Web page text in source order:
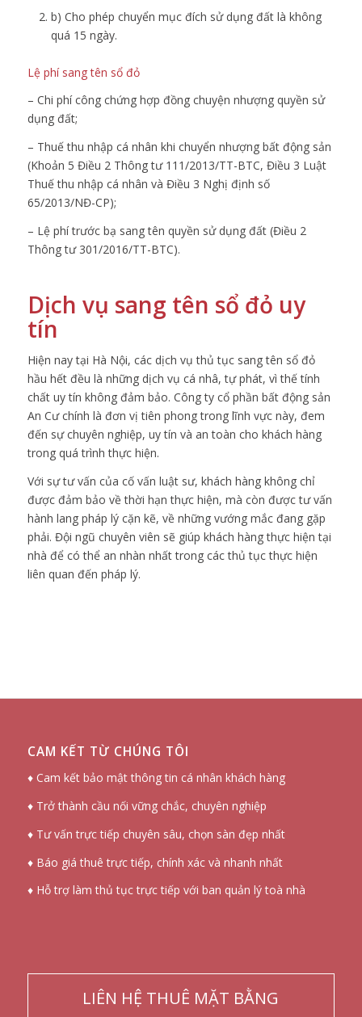
b) Cho phép chuyển mục đích sử dụng đất là không
quá 15 ngày.
Lệ phí sang tên sổ đỏ
– Chi phí công chứng hợp đồng chuyện nhượng quyền sử
dụng đất;
– Thuế thu nhập cá nhân khi chuyển nhượng bất động sản
(Khoản 5 Điều 2 Thông tư 111/2013/TT-BTC, Điều 3 Luật
Thuế thu nhập cá nhân và Điều 3 Nghị định số
65/2013/NĐ-CP);
– Lệ phí trước bạ sang tên quyền sử dụng đất (Điều 2
Thông tư 301/2016/TT-BTC).
Dịch vụ sang tên sổ đỏ uy
tín
Hiện nay tại Hà Nội, các dịch vụ thủ tục sang tên sổ đỏ
hầu hết đều là những dịch vụ cá nhâ, tự phát, vì thế tính
chất uy tín không đảm bảo. Công ty cổ phần bất động sản
An Cư chính là đơn vị tiên phong trong lĩnh vực này, đem
đến sự chuyên nghiệp, uy tín và an toàn cho khách hàng
trong quá trình thực hiện.
Với sự tư vấn của cố vấn luật sư, khách hàng không chỉ
được đảm bảo về thời hạn thực hiện, mà còn được tư vấn
hành lang pháp lý cặn kẽ, về những vướng mắc đang gặp
phải. Đội ngũ chuyên viên sẽ giúp khách hàng thực hiện tại
nhà để có thể an nhàn nhất trong các thủ tục thực hiện
liên quan đến pháp lý.
CAM KẾT TỪ CHÚNG TÔI
♦ Cam kết bảo mật thông tin cá nhân khách hàng
♦ Trở thành cầu nối vững chắc, chuyên nghiệp
♦ Tư vấn trực tiếp chuyên sâu, chọn sàn đẹp nhất
♦ Báo giá thuê trực tiếp, chính xác và nhanh nhất
♦ Hỗ trợ làm thủ tục trực tiếp với ban quản lý toà nhà
LIÊN HỆ THUÊ MẶT BẰNG